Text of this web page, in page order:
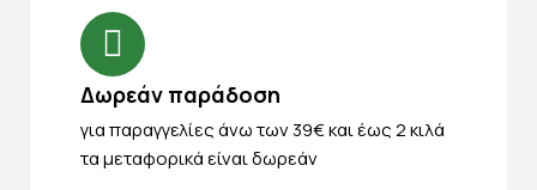
Δωρεάν παράδοση
για παραγγελίες άνω των 39€ και έως 2 κιλά
τα μεταφορικά είναι δωρεάν